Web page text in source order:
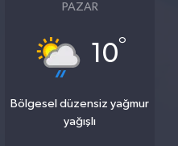
PAZAR
10°
Bölgesel düzensiz yağmur
yağışlı